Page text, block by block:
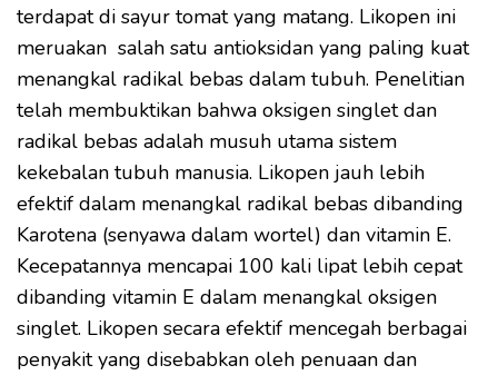
terdapat di sayur tomat yang matang. Likopen ini
meruakan salah satu antioksidan yang paling kuat
menangkal radikal bebas dalam tubuh. Penelitian
telah membuktikan bahwa oksigen singlet dan
radikal bebas adalah musuh utama sistem
kekebalan tubuh manusia. Likopen jauh lebih
efektif dalam menangkal radikal bebas dibanding
Karotena (senyawa dalam wortel) dan vitamin E.
Kecepatannya mencapai 100 kali lipat lebih cepat
dibanding vitamin E dalam menangkal oksigen
singlet. Likopen secara efektif mencegah berbagai
penyakit yang disebabkan oleh penuaan dan